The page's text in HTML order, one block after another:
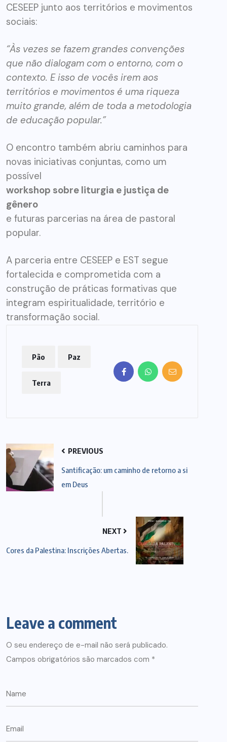
CESEEP junto aos territórios e movimentos
sociais:
“Às vezes se fazem grandes convenções
que não dialogam com o entorno, com o
contexto. E isso de vocês irem aos
territórios e movimentos é uma riqueza
muito grande, além de toda a metodologia
de educação popular.”
O encontro também abriu caminhos para
novas iniciativas conjuntas, como um
possível
workshop sobre liturgia e justiça de
gênero
e futuras parcerias na área de pastoral
popular.
A parceria entre CESEEP e EST segue
fortalecida e comprometida com a
construção de práticas formativas que
integram espiritualidade, território e
transformação social.
Pão Paz
Terra
PREVIOUS
Santificação: um caminho de retorno a si
em Deus
NEXT
Cores da Palestina: Inscrições Abertas.
Leave a comment
O seu endereço de e-mail não será publicado.
Campos obrigatórios são marcados com *